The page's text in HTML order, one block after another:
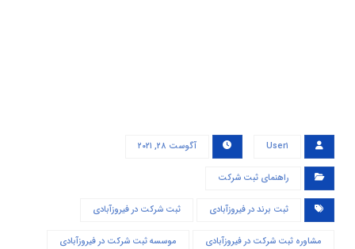
User۱ آگوست ۲۸, ۲۰۲۱
راهنمای ثبت شرکت
ثبت برند در فیروزآبادی ثبت شرکت در فیروزآبادی
مشاوره ثبت شرکت در فیروزآبادی موسسه ثبت شرکت در فیروزآبادی